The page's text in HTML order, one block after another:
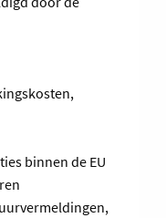
binnen de EU